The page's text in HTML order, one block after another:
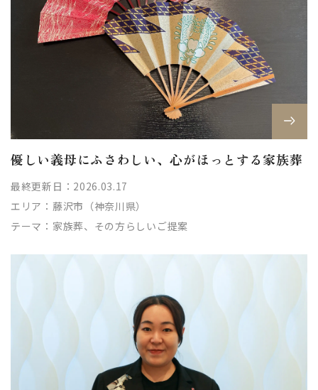
優しい義母にふさわしい、心がほっとする家族葬
最終更新日：2026.03.17
エリア： 藤沢市（神奈川県）
テーマ： 家族葬、その方らしいご提案